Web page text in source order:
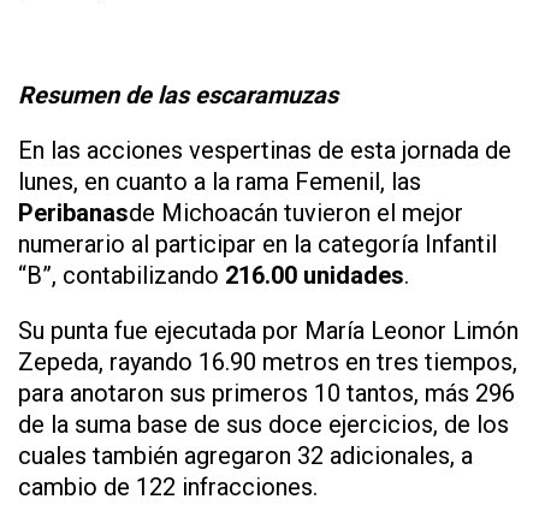
Resumen de las escaramuzas
En las acciones vespertinas de esta jornada de
lunes, en cuanto a la rama Femenil, las
Peribanasde Michoacán tuvieron el mejor
numerario al participar en la categoría Infantil
“B”, contabilizando 216.00 unidades.
Su punta fue ejecutada por María Leonor Limón
Zepeda, rayando 16.90 metros en tres tiempos,
para anotaron sus primeros 10 tantos, más 296
de la suma base de sus doce ejercicios, de los
cuales también agregaron 32 adicionales, a
cambio de 122 infracciones.